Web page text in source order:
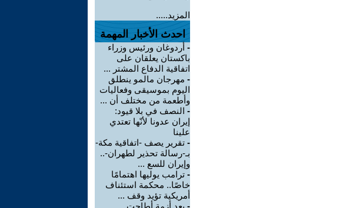
المزيد.....
احدث الأخبار المهمة
- أردوغان ورئيس وزراء
باكستان يعلقان على
اتفاقية الدفاع المشتر ...
- مهرجان مالمو ينطلق
اليوم بموسيقى وفعاليات
وأطعمة من مختلف أن ...
- النصف في بلا قيود:
إيران عدونا لأنّها تعتدي
علينا
- تقرير يصف -اتفاقية مكة-
بـ-رسالة تحذير لطهران-..
وإيران للسع ...
- ترامب يوليها اهتمامًا
خاصًا.. محكمة استئناف
أمريكية تؤيد وقف ...
- بعد أزمة أطاحت